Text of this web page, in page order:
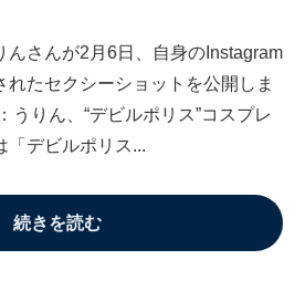
んさんが2月6日、自身のInstagram
れたセクシーショットを公開しま
うりん、“デビルポリス”コスプレ
「デビルポリス...
続きを読む